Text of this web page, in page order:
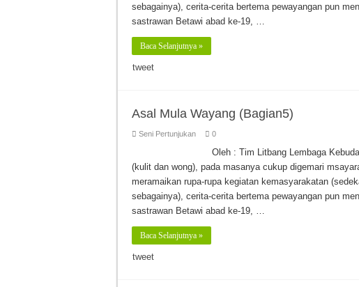
sebagainya), cerita-cerita bertema pewayangan pun
sastrawan Betawi abad ke-19, …
Baca Selanjutnya »
tweet
Asal Mula Wayang (Bagian5)
Seni Pertunjukan 0
Oleh : Tim Litbang Lembaga
(kulit dan wong), pada masanya cukup digemari
meramaikan rupa-rupa kegiatan kemasyarakatan
sebagainya), cerita-cerita bertema pewayangan pun
sastrawan Betawi abad ke-19, …
Baca Selanjutnya »
tweet